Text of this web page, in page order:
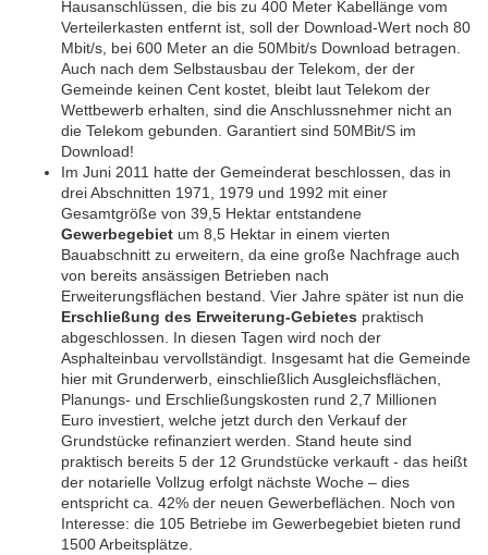
Hausanschlüssen, die bis zu 400 Meter Kabellänge vom
Verteilerkasten entfernt ist, soll der Download-Wert noch 80
Mbit/s, bei 600 Meter an die 50Mbit/s Download betragen.
Auch nach dem Selbstausbau der Telekom, der der
Gemeinde keinen Cent kostet, bleibt laut Telekom der
Wettbewerb erhalten, sind die Anschlussnehmer nicht an
die Telekom gebunden. Garantiert sind 50MBit/S im
Download!
Im Juni 2011 hatte der Gemeinderat beschlossen, das in
drei Abschnitten 1971, 1979 und 1992 mit einer
Gesamtgröße von 39,5 Hektar entstandene
Gewerbegebiet um 8,5 Hektar in einem vierten
Bauabschnitt zu erweitern, da eine große Nachfrage auch
von bereits ansässigen Betrieben nach
Erweiterungsflächen bestand. Vier Jahre später ist nun die
Erschließung des Erweiterung-Gebietes praktisch
abgeschlossen. In diesen Tagen wird noch der
Asphalteinbau vervollständigt. Insgesamt hat die Gemeinde
hier mit Grunderwerb, einschließlich Ausgleichsflächen,
Planungs- und Erschließungskosten rund 2,7 Millionen
Euro investiert, welche jetzt durch den Verkauf der
Grundstücke refinanziert werden. Stand heute sind
praktisch bereits 5 der 12 Grundstücke verkauft - das heißt
der notarielle Vollzug erfolgt nächste Woche – dies
entspricht ca. 42% der neuen Gewerbeflächen. Noch von
Interesse: die 105 Betriebe im Gewerbegebiet bieten rund
1500 Arbeitsplätze.